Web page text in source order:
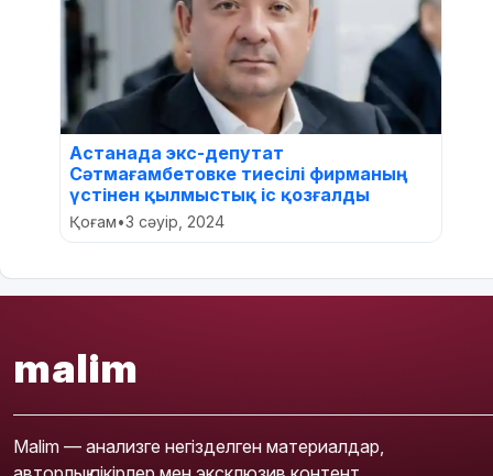
Астанада экс-депутат
Сәтмағамбетовке тиесілі фирманың
үстінен қылмыстық іс қозғалды
Қоғам•3 сәуір, 2024
malim
Malim — анализге негізделген материалдар,